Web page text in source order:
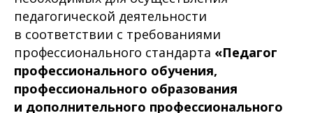
педагогической деятельности
в соответствии с требованиями
профессионального стандарта «Педагог
профессионального обучения,
профессионального образования
и дополнительного профессионального